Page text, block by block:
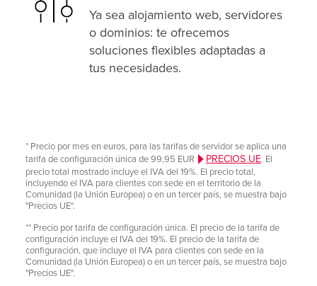
Ya sea alojamiento web, servidores
o dominios: te ofrecemos
soluciones flexibles adaptadas a
tus necesidades.
* Precio por mes en euros, para las tarifas de servidor se aplica una
tarifa de configuración única de 99,95 EUR
PRECIOS UE. El
precio total mostrado incluye el IVA del 19%. El precio total,
incluyendo el IVA para clientes con sede en el territorio de la
Comunidad (la Unión Europea) o en un tercer país, se muestra bajo
"Precios UE".
** Precio por tarifa de configuración única. El precio de la tarifa de
configuración incluye el IVA del 19%. El precio de la tarifa de
configuración, que incluye el IVA para clientes con sede en la
Comunidad (la Unión Europea) o en un tercer país, se muestra bajo
"Precios UE".